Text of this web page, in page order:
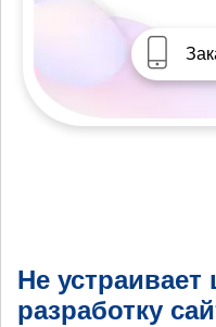
Не устраивает
разработку